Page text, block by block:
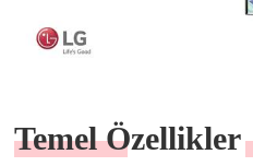
Temel Özellikler